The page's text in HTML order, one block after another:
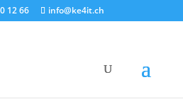
12 66 info@ke4it.ch